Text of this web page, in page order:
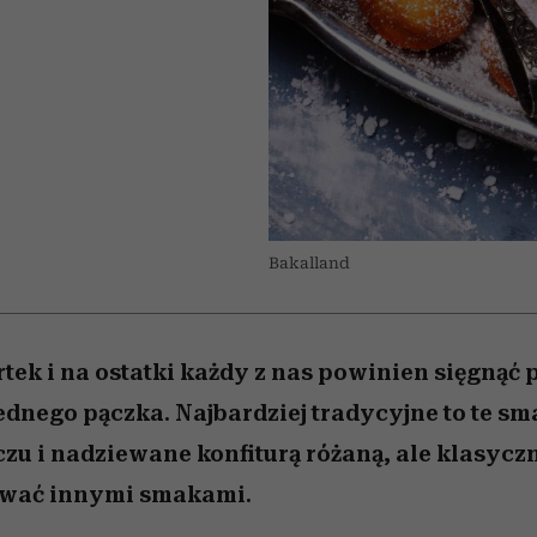
Bakalland
i na ostatki każdy z nas powinien sięgnąć
pączka. Najbardziej tradycyjne to te
i nadziewane konfiturą różaną, ale
innymi smakami.